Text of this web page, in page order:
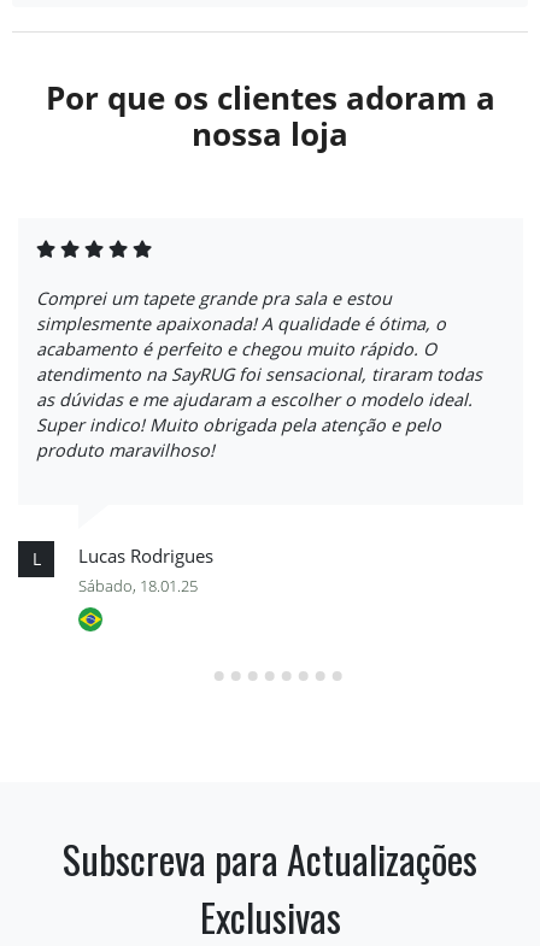
Por que os clientes adoram a
nossa loja
Comprei um tapete grande pra sala e estou
simplesmente apaixonada! A qualidade é ótima, o
acabamento é perfeito e chegou muito rápido. O
atendimento na SayRUG foi sensacional, tiraram todas
as dúvidas e me ajudaram a escolher o modelo ideal.
Super indico! Muito obrigada pela atenção e pelo
produto maravilhoso!
L Lucas Rodrigues
Sábado, 18.01.25
Subscreva para Actualizações
Exclusivas